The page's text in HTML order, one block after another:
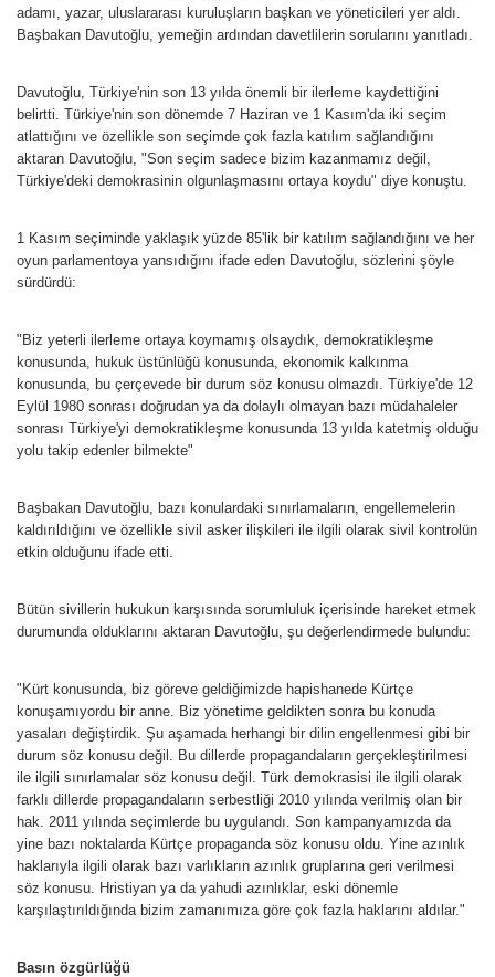
adamı, yazar, uluslararası kuruluşların başkan ve yöneticileri yer aldı.
Başbakan Davutoğlu, yemeğin ardından davetlilerin sorularını yanıtladı.
Davutoğlu, Türkiye'nin son 13 yılda önemli bir ilerleme kaydettiğini
belirtti. Türkiye'nin son dönemde 7 Haziran ve 1 Kasım'da iki seçim
atlattığını ve özellikle son seçimde çok fazla katılım sağlandığını
aktaran Davutoğlu, "Son seçim sadece bizim kazanmamız değil,
Türkiye'deki demokrasinin olgunlaşmasını ortaya koydu" diye konuştu.
1 Kasım seçiminde yaklaşık yüzde 85'lik bir katılım sağlandığını ve her
oyun parlamentoya yansıdığını ifade eden Davutoğlu, sözlerini şöyle
sürdürdü:
"Biz yeterli ilerleme ortaya koymamış olsaydık, demokratikleşme
konusunda, hukuk üstünlüğü konusunda, ekonomik kalkınma
konusunda, bu çerçevede bir durum söz konusu olmazdı. Türkiye'de 12
Eylül 1980 sonrası doğrudan ya da dolaylı olmayan bazı müdahaleler
sonrası Türkiye'yi demokratikleşme konusunda 13 yılda katetmiş olduğu
yolu takip edenler bilmekte"
Başbakan Davutoğlu, bazı konulardaki sınırlamaların, engellemelerin
kaldırıldığını ve özellikle sivil asker ilişkileri ile ilgili olarak sivil kontrolün
etkin olduğunu ifade etti.
Bütün sivillerin hukukun karşısında sorumluluk içerisinde hareket etmek
durumunda olduklarını aktaran Davutoğlu, şu değerlendirmede bulundu:
"Kürt konusunda, biz göreve geldiğimizde hapishanede Kürtçe
konuşamıyordu bir anne. Biz yönetime geldikten sonra bu konuda
yasaları değiştirdik. Şu aşamada herhangi bir dilin engellenmesi gibi bir
durum söz konusu değil. Bu dillerde propagandaların gerçekleştirilmesi
ile ilgili sınırlamalar söz konusu değil. Türk demokrasisi ile ilgili olarak
farklı dillerde propagandaların serbestliği 2010 yılında verilmiş olan bir
hak. 2011 yılında seçimlerde bu uygulandı. Son kampanyamızda da
yine bazı noktalarda Kürtçe propaganda söz konusu oldu. Yine azınlık
haklarıyla ilgili olarak bazı varlıkların azınlık gruplarına geri verilmesi
söz konusu. Hristiyan ya da yahudi azınlıklar, eski dönemle
karşılaştırıldığında bizim zamanımıza göre çok fazla haklarını aldılar."
Basın özgürlüğü